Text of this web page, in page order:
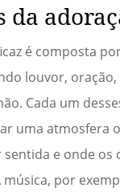
da
é composta
louvor, oração,
Cada um
uma atmosfera
e onde os
por